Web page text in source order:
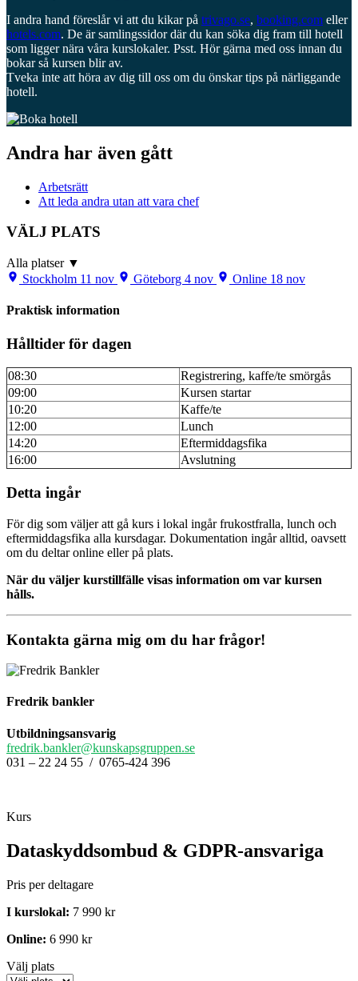
I andra hand föreslår vi att du kikar på trivago.se, booking.com eller
hotels.com. De är samlingssidor där du kan söka dig fram till hotell
som ligger nära våra kurslokaler. Psst. Hör gärna med oss innan du
bokar så kursen blir av.
Tveka inte att höra av dig till oss om du önskar tips på närliggande
hotell.
Andra har även gått
Arbetsrätt
Att leda andra utan att vara chef
VÄLJ PLATS
Alla platser ▼
Stockholm 11 nov Göteborg 4 nov Online 18 nov
Praktisk information
Hålltider för dagen
08:30
Registrering, kaffe/te smörgås
09:00
Kursen startar
10:20
Kaffe/te
12:00
Lunch
14:20
Eftermiddagsfika
16:00
Avslutning
Detta ingår
För dig som väljer att gå kurs i lokal ingår frukostfralla, lunch och
eftermiddagsfika alla kursdagar. Dokumentation ingår alltid, oavsett
om du deltar online eller på plats.
När du väljer kurstillfälle visas information om var kursen
hålls.
Kontakta gärna mig om du har frågor!
Fredrik bankler
Utbildningsansvarig
fredrik.bankler@kunskapsgruppen.se
031 – 22 24 55 / 0765-424 396
Kurs
Dataskyddsombud & GDPR-ansvariga
Pris per deltagare
I kurslokal: 7 990 kr
Online: 6 990 kr
Välj plats